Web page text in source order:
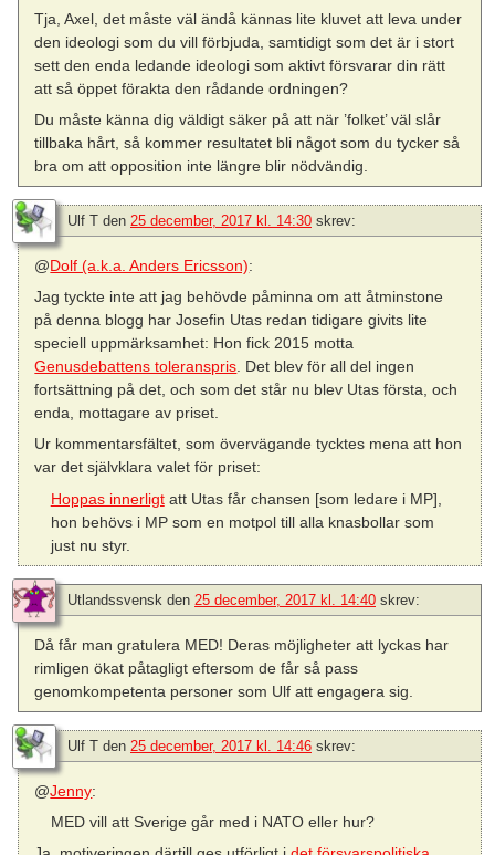
Tja, Axel, det måste väl ändå kännas lite kluvet att leva under
den ideologi som du vill förbjuda, samtidigt som det är i stort
sett den enda ledande ideologi som aktivt försvarar din rätt
att så öppet förakta den rådande ordningen?
Du måste känna dig väldigt säker på att när ’folket’ väl slår
tillbaka hårt, så kommer resultatet bli något som du tycker så
bra om att opposition inte längre blir nödvändig.
Ulf T den 25 december, 2017 kl. 14:30 skrev:
@Dolf (a.k.a. Anders Ericsson):
Jag tyckte inte att jag behövde påminna om att åtminstone
på denna blogg har Josefin Utas redan tidigare givits lite
speciell uppmärksamhet: Hon fick 2015 motta
Genusdebattens toleranspris . Det blev för all del ingen
fortsättning på det, och som det står nu blev Utas första, och
enda, mottagare av priset.
Ur kommentarsfältet, som övervägande tycktes mena att hon
var det självklara valet för priset:
Hoppas innerligtatt Utas får chansen [som ledare i MP],
hon behövs i MP som en motpol till alla knasbollar som
just nu styr.
Utlandssvensk den 25 december, 2017 kl. 14:40 skrev:
Då får man gratulera MED! Deras möjligheter att lyckas har
rimligen ökat påtagligt eftersom de får så pass
genomkompetenta personer som Ulf att engagera sig.
Ulf T den 25 december, 2017 kl. 14:46 skrev:
@Jenny:
MED vill att Sverige går med i NATO eller hur?